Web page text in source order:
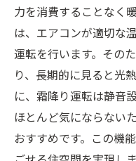
力を消費することなく
は、エアコンが適切な
運転を行います。その
り、長期的に見ると光
に、霜降り運転は静音
ほとんど気にならない
おすすめです。この機